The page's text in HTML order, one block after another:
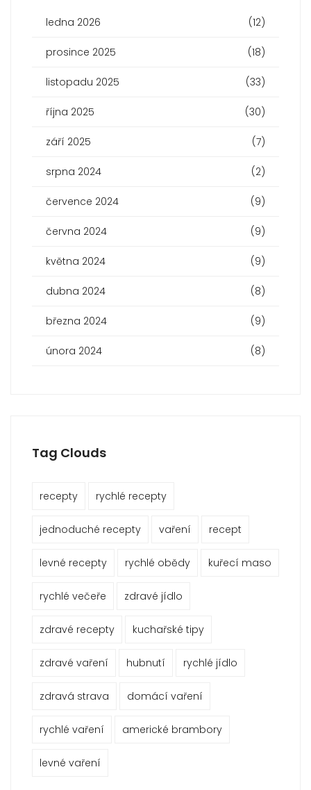
ledna 2026 (12)
prosince 2025 (18)
listopadu 2025 (33)
října 2025 (30)
září 2025 (7)
srpna 2024 (2)
července 2024 (9)
června 2024 (9)
května 2024 (9)
dubna 2024 (8)
března 2024 (9)
února 2024 (8)
Tag Clouds
recepty rychlé recepty
jednoduché recepty vaření recept
levné recepty rychlé obědy kuřecí maso
rychlé večeře zdravé jídlo
zdravé recepty kuchařské tipy
zdravé vaření hubnutí rychlé jídlo
zdravá strava domácí vaření
rychlé vaření americké brambory
levné vaření